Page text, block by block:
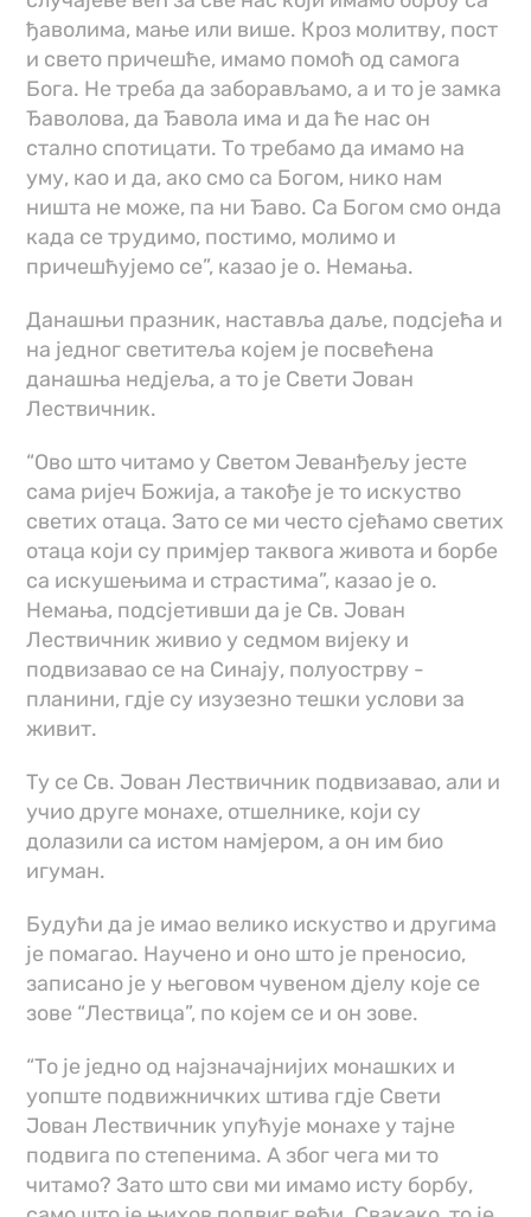
ђаволима, мање или више. Кроз молитву, пост
и свето причешће, имамо помоћ од самога
Бога. Не треба да заборављамо, а и то је замка
Ђаволова, да Ђавола има и да ће нас он
стално спотицати. То требамо да имамо на
уму, као и да, ако смо са Богом, нико нам
ништа не може, па ни Ђаво. Са Богом смо онда
када се трудимо, постимо, молимо и
причешћујемо се”, казао је о. Немања.
Данашњи празник, наставља даље, подсјећа и
на једног светитеља којем је посвећена
данашња нед‌јеља, а то је Свети Јован
Лествичник.
“Ово што читамо у Светом Јеванђељу јесте
сама ријеч Божија, а такође је то искуство
светих отаца. Зато се ми често сјећамо светих
отаца који су примјер таквога живота и борбе
са искушењима и страстима”, казао је о.
Немања, подсјетивши да је Св. Јован
Лествичник живио у седмом вијеку и
подвизавао се на Синају, полуострву -
планини, гд‌је су изузезно тешки услови за
живит.
Ту се Св. Јован Лествичник подвизавао, али и
учио друге монахе, отшелнике, који су
долазили са истом намјером, а он им био
игуман.
Будући да је имао велико искуство и другима
је помагао. Научено и оно што је преносио,
записано је у његовом чувеном д‌јелу које се
зове “Лествица”, по којем се и он зове.
“То је једно од најзначајнијих монашких и
уопште подвижничких штива гд‌је Свети
Јован Лествичник упућује монахе у тајне
подвига по степенима. А због чега ми то
читамо? Зато што сви ми имамо исту борбу,